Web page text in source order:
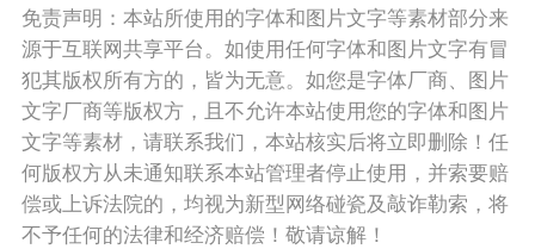
免责声明：本站所使用的字体和图片文字等素材部分来
源于互联网共享平台。如使用任何字体和图片文字有冒
犯其版权所有方的，皆为无意。如您是字体厂商、图片
文字厂商等版权方，且不允许本站使用您的字体和图片
文字等素材，请联系我们，本站核实后将立即删除！任
何版权方从未通知联系本站管理者停止使用，并索要赔
偿或上诉法院的，均视为新型网络碰瓷及敲诈勒索，将
不予任何的法律和经济赔偿！敬请谅解！